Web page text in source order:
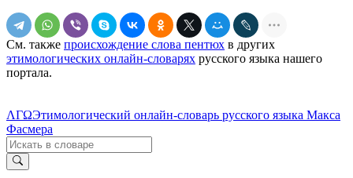
См. также происхождение слова пентюх в других
этимологических онлайн-словарях русского языка нашего
портала.
ΛΓΩЭтимологический онлайн-словарь русского языка Макса
Фасмера